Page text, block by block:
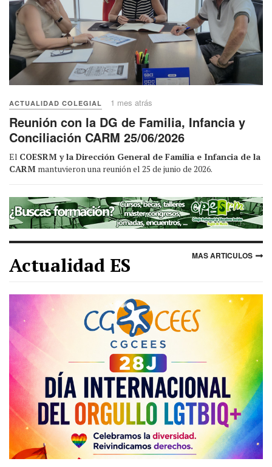
ACTUALIDAD COLEGIAL 1 mes atrás
Reunión con la DG de Familia, Infancia y
Conciliación CARM 25/06/2026
El COESRM y la Dirección General de Familia e Infancia de la
CARM mantuvieron una reunión el 25 de junio de 2026.
Actualidad ES MAS ARTICULOS